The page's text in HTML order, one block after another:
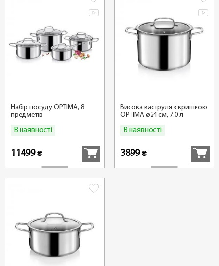
Набір посуду OPTIMA, 8
предметів
В наявності
11499₴
Висока каструля з кришкою
OPTIMA ø24 см, 7.0 л
В наявності
3899₴